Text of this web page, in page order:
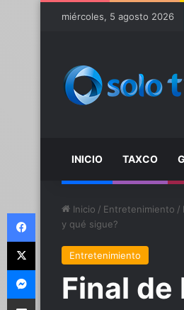
miércoles, 5 agosto 2026
INICIO TAXCO
Inicio / Entretenimiento /
y qué sigue?
Entretenimiento
Final de
Facebook
X
Messenger
Compartir por email